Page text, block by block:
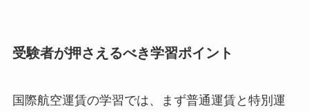
受験者が押さえるべき学習ポイント
国際航空運賃の学習では、まず普通運賃と特別運